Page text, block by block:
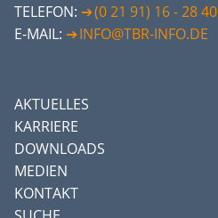
TELEFON:
(0 21 91) 16 - 28 40
E-MAIL:
INFO@TBR-INFO.DE
AKTUELLES
KARRIERE
DOWNLOADS
MEDIEN
KONTAKT